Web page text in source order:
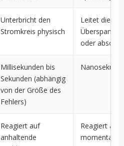
Unterbricht den
Stromkreis physisch
Leitet die
oder
Millisekunden bis
Sekunden (abhängig
von der Größe des
Fehlers)
Reagiert auf
anhaltende
Reagiert auf
momentane